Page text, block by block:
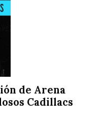
de Arena
Cadillacs